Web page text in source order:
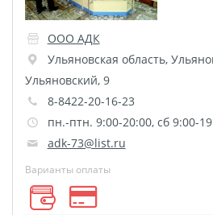
Рекламные конструкции
Напольная графика
Широкоформатное
ламинирование
Изготовление баннеров
Оформление картин
Накатка Фото на ХДФ
Фото в алюминиевом
багете
ООО АДК
Ульяновская область,
Ульяновский, 9
8-8422-20-16-23
пн.-птн. 9:00-20:00, сб 9:00-
adk-73@list.ru
Варианты оплаты